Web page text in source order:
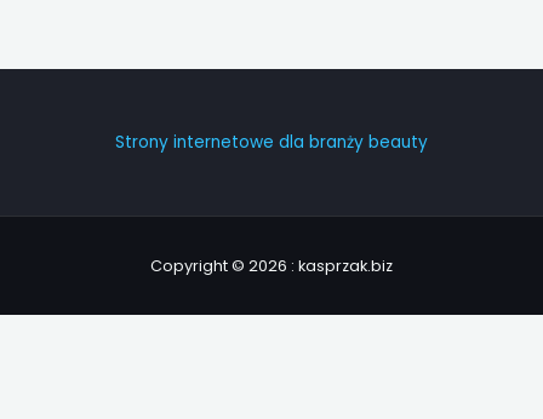
Strony internetowe dla branży beauty
Copyright © 2026 : kasprzak.biz